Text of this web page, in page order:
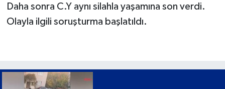
Daha sonra C.Y aynı silahla yaşamına son verdi.
Olayla ilgili soruşturma başlatıldı.